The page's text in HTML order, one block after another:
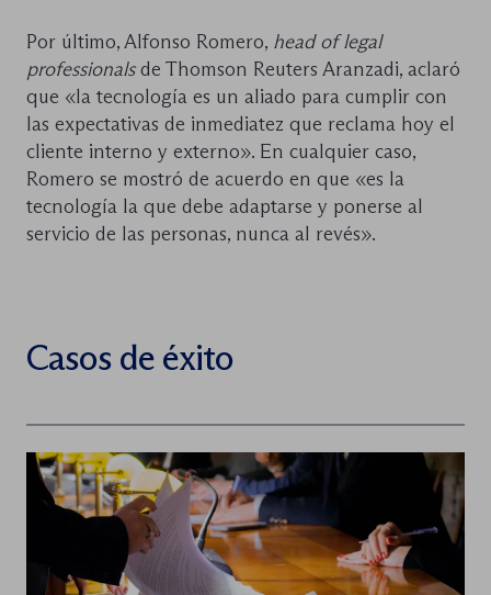
Por último, Alfonso Romero, head of legal
professionalsde Thomson Reuters Aranzadi, aclaró
que «la tecnología es un aliado para cumplir con
las expectativas de inmediatez que reclama hoy el
cliente interno y externo». En cualquier caso,
Romero se mostró de acuerdo en que «es la
tecnología la que debe adaptarse y ponerse al
servicio de las personas, nunca al revés».
Casos de éxito